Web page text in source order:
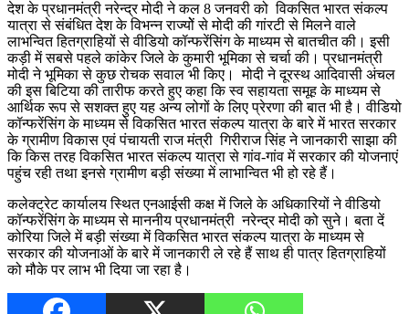
देश के प्रधानमंत्री नरेन्द्र मोदी ने कल 8 जनवरी को विकसित भारत संकल्प
यात्रा से संबंधित देश के विभन्न राज्योें से मोदी की गांरटी से मिलने वाले
लाभन्वित हितग्राहियों से वीडियो कॉन्फरेंसिंग के माध्यम से बातचीत की। इसी
कड़ी में सबसे पहले कांकेर जिले के कुमारी भूमिका से चर्चा की। प्रधानमंत्री
मोदी ने भूमिका से कुछ रोचक सवाल भी किए। मोदी ने दूरस्थ आदिवासी अंचल
की इस बिटिया की तारीफ करते हुए कहा कि स्व सहायता समूह के माध्यम से
आर्थिक रूप से सशक्त हुए यह अन्य लोगों के लिए प्रेरणा की बात भी है। वीडियो
कॉन्फरेंसिंग के माध्यम से विकसित भारत संकल्प यात्रा के बारे में भारत सरकार
के ग्रामीण विकास एवं पंचायती राज मंत्री गिरीराज सिंह ने जानकारी साझा की
कि किस तरह विकसित भारत संकल्प यात्रा से गांव-गांव में सरकार की योजनाएं
पहुंच रही तथा इनसे ग्रामीण बड़ी संख्या में लाभान्वित भी हो रहे हैं।
कलेक्ट्रेट कार्यालय स्थित एनआईसी कक्ष में जिले के अधिकारियों ने वीडियो
कॉन्फरेंसिंग के माध्यम से माननीय प्रधानमंत्री नरेन्द्र मोदी को सुने। बता दें
कोरिया जिले में बड़ी संख्या में विकसित भारत संकल्प यात्रा के माध्यम से
सरकार की योजनाओं के बारे में जानकारी ले रहे हैं साथ ही पात्र हितग्राहियों
को मौके पर लाभ भी दिया जा रहा है।